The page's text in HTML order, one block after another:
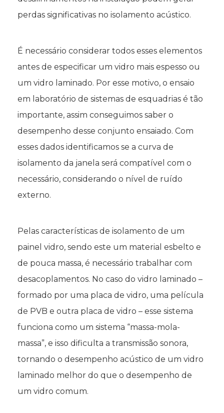
perdas significativas no isolamento acústico.
É necessário considerar todos esses elementos
antes de especificar um vidro mais espesso ou
um vidro laminado. Por esse motivo, o ensaio
em laboratório de sistemas de esquadrias é tão
importante, assim conseguimos saber o
desempenho desse conjunto ensaiado. Com
esses dados identificamos se a curva de
isolamento da janela será compatível com o
necessário, considerando o nível de ruído
externo.
Pelas características de isolamento de um
painel vidro, sendo este um material esbelto e
de pouca massa, é necessário trabalhar com
desacoplamentos. No caso do vidro laminado –
formado por uma placa de vidro, uma película
de PVB e outra placa de vidro – esse sistema
funciona como um sistema “massa-mola-
massa”, e isso dificulta a transmissão sonora,
tornando o desempenho acústico de um vidro
laminado melhor do que o desempenho de
um vidro comum.